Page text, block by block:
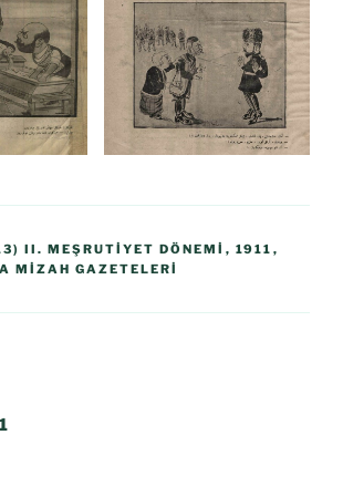
II. MEŞRUTIYET DÖNEMI , 1911 ,
MIZAH GAZETELERI